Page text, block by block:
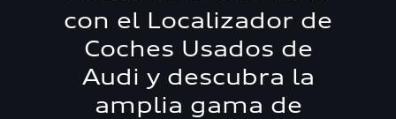
con el Localizador de
Coches Usados de
Audi y descubra la
amplia gama de